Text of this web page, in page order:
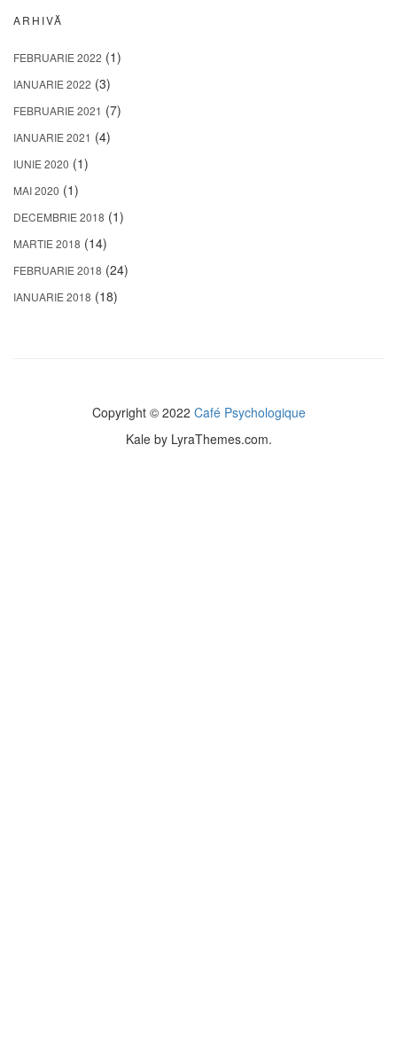
ARHIVĂ
FEBRUARIE 2022 (1)
IANUARIE 2022 (3)
FEBRUARIE 2021 (7)
IANUARIE 2021 (4)
IUNIE 2020 (1)
MAI 2020 (1)
DECEMBRIE 2018 (1)
MARTIE 2018 (14)
FEBRUARIE 2018 (24)
IANUARIE 2018 (18)
Copyright © 2022 Café Psychologique
Kaleby LyraThemes.com.